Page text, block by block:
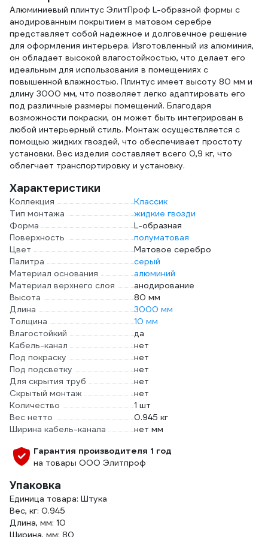
Алюминиевый плинтус ЭлитПроф L-образной формы с
анодированным покрытием в матовом серебре
представляет собой надежное и долговечное решение
для оформления интерьера. Изготовленный из алюминия,
он обладает высокой влагостойкостью, что делает его
идеальным для использования в помещениях с
повышенной влажностью. Плинтус имеет высоту 80 мм и
длину 3000 мм, что позволяет легко адаптировать его
под различные размеры помещений. Благодаря
возможности покраски, он может быть интегрирован в
любой интерьерный стиль. Монтаж осуществляется с
помощью жидких гвоздей, что обеспечивает простоту
установки. Вес изделия составляет всего 0,9 кг, что
облегчает транспортировку и установку.
Характеристики
Коллекция
Классик
Тип монтажа
жидкие гвозди
Форма
L-образная
Поверхность
полуматовая
Цвет
Матовое серебро
Палитра
серый
Материал основания
алюминий
Материал верхнего слоя
анодирование
Высота
80 мм
Длина
3000 мм
Толщина
10 мм
Влагостойкий
да
Кабель-канал
нет
Под покраску
нет
Под подсветку
нет
Для скрытия труб
нет
Скрытый монтаж
нет
Количество
1 шт
Вес нетто
0.945 кг
Ширина кабель-канала
нет мм
Гарантия производителя 1 год
на товары ООО Элитпроф
Упаковка
Единица товара: Штука
Вес, кг: 0.945
Длина, мм: 10
Ширина, мм: 80